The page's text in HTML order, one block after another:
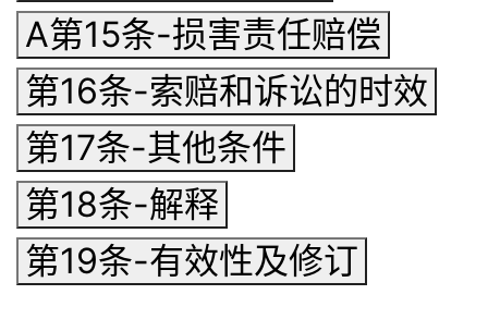
A第15条-损害责任赔偿
第16条-索赔和诉讼的时效
第17条-其他条件
第18条-解释
第19条-有效性及修订